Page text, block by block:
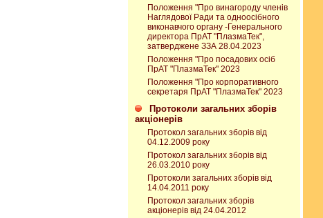
Положення "Про винагороду членів
Наглядової Ради та одноосібного
виконавчого органу -Генерального
директора ПрАТ "ПлазмаТек",
затверджене ЗЗА 28.04.2023
Положення "Про посадових осіб
ПрАТ "ПлазмаТек" 2023
Положення "Про корпоративного
секретаря ПрАТ "ПлазмаТек" 2023
Протоколи загальних зборів
акціонерів
Протокол загальних зборів від
04.12.2009 року
Протокол загальних зборів від
26.03.2010 року
Протоколи загальних зборів від
14.04.2011 року
Протокол загальних зборів
акціонерів від 24.04.2012